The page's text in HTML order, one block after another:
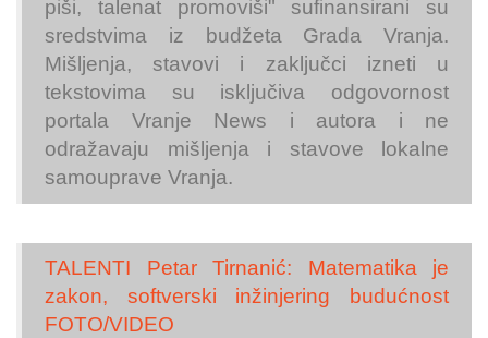
piši, talenat promoviši" sufinansirani su
sredstvima iz budžeta Grada Vranja.
Mišljenja, stavovi i zaključci izneti u
tekstovima su isključiva odgovornost
portala Vranje News i autora i ne
odražavaju mišljenja i stavove lokalne
samouprave Vranja.
TALENTI Petar Tirnanić: Matematika je
zakon, softverski inžinjering budućnost
FOTO/VIDEO